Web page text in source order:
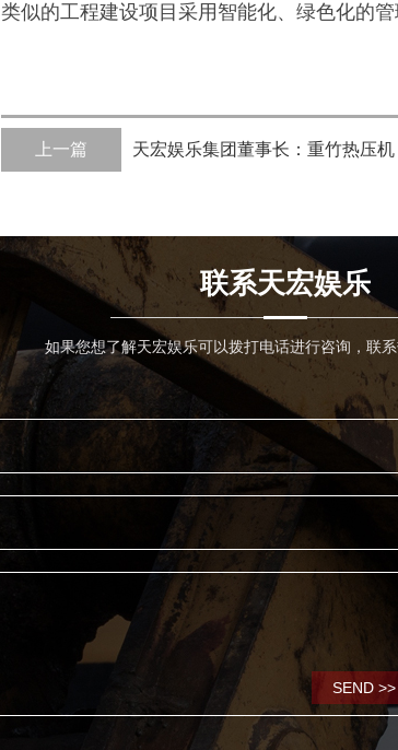
类似的工程建设项目采用智能化、绿色化的
上一篇 天宏娱乐集团董事长：重竹热压机：您的高效生
联系天宏娱乐
如果您想了解天宏娱乐可以拨打电话进行咨询，联